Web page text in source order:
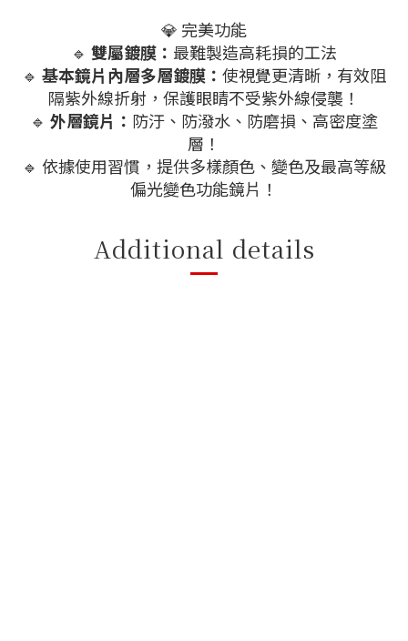
💎 完美功能
🔹 雙屬鍍膜： 最難製造高耗損的工法
🔹 基本鏡片內層多層鍍膜： 使視覺更清晰，有效阻
隔紫外線折射，保護眼睛不受紫外線侵襲！
🔹 外層鏡片： 防汙、防潑水、防磨損、高密度塗
層！
🔹 依據使用習慣，提供多樣顏色、變色及最高等級
偏光變色功能鏡片！
Additional details